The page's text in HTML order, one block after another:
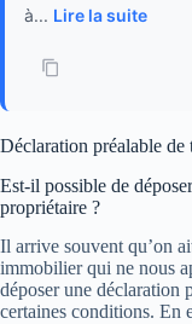
à... Lire la suite
Déclaration préalable
Est-il possible de
propriétaire ?
Il arrive souvent qu’on
immobilier qui ne nous
déposer une déclaration
certaines conditions. En